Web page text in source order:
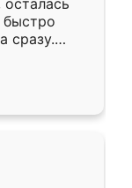
сразу.
к
Собрали
даже